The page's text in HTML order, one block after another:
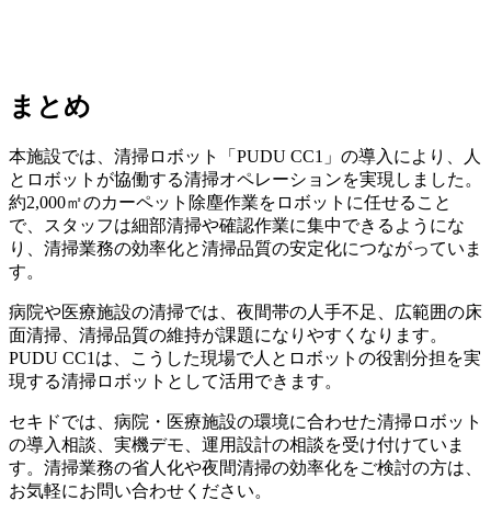
まとめ
本施設では、清掃ロボット「PUDU CC1」の導入により、人
とロボットが協働する清掃オペレーションを実現しました。
約2,000㎡のカーペット除塵作業をロボットに任せること
で、スタッフは細部清掃や確認作業に集中できるようにな
り、清掃業務の効率化と清掃品質の安定化につながっていま
す。
病院や医療施設の清掃では、夜間帯の人手不足、広範囲の床
面清掃、清掃品質の維持が課題になりやすくなります。
PUDU CC1は、こうした現場で人とロボットの役割分担を実
現する清掃ロボットとして活用できます。
セキドでは、病院・医療施設の環境に合わせた清掃ロボット
の導入相談、実機デモ、運用設計の相談を受け付けていま
す。清掃業務の省人化や夜間清掃の効率化をご検討の方は、
お気軽にお問い合わせください。